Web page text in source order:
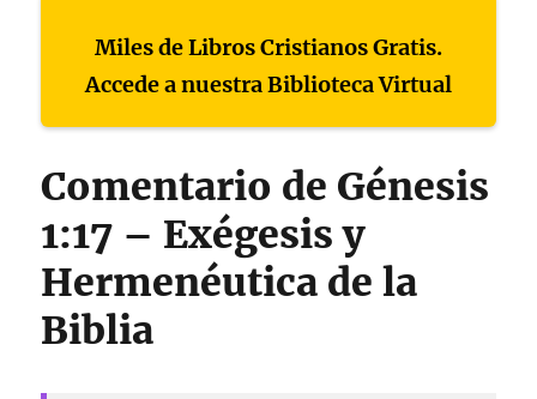
Miles de Libros Cristianos Gratis.
Accede a nuestra Biblioteca Virtual
Comentario de Génesis
1:17 – Exégesis y
Hermenéutica de la
Biblia